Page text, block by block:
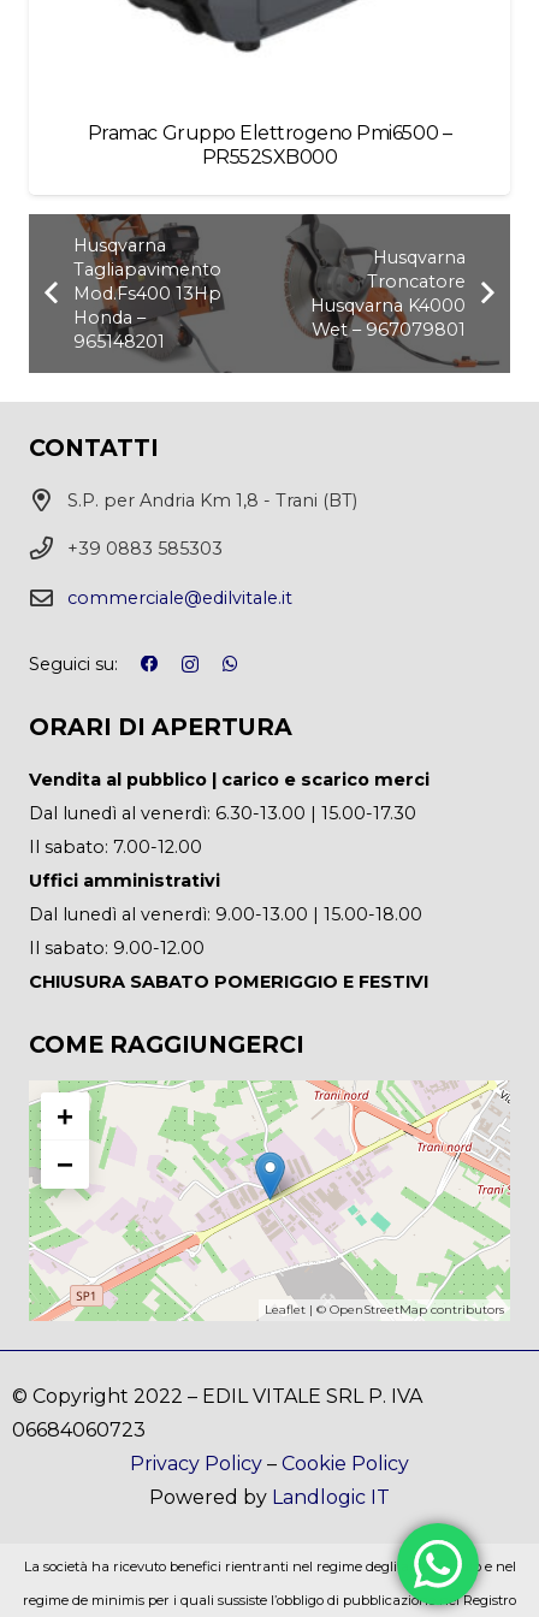
Pramac Gruppo Elettrogeno Pmi6500 –
PR552SXB000
Husqvarna
Tagliapavimento
Mod.Fs400 13Hp
Honda –
965148201
Husqvarna
Troncatore
Husqvarna K4000
Wet – 967079801
CONTATTI
S.P. per Andria Km 1,8 - Trani (BT)
+39 0883 585303
commerciale@edilvitale.it
Seguici su:
ORARI DI APERTURA
Vendita al pubblico | carico e scarico merci
Dal lunedì al venerdì: 6.30-13.00 | 15.00-17.30
Il sabato: 7.00-12.00
Uffici amministrativi
Dal lunedì al venerdì: 9.00-13.00 | 15.00-18.00
Il sabato: 9.00-12.00
CHIUSURA SABATO POMERIGGIO E FESTIVI
COME RAGGIUNGERCI
+
−
Leaflet | © OpenStreetMapcontributors
© Copyright 2022 – EDIL VITALE SRL P. IVA
06684060723
Privacy Policy – Cookie Policy
Powered by Landlogic IT
La società ha ricevuto benefici rientranti nel regime degli aiuti di stato e nel
regime de minimis per i quali sussiste l’obbligo di pubblicazione nel Registro